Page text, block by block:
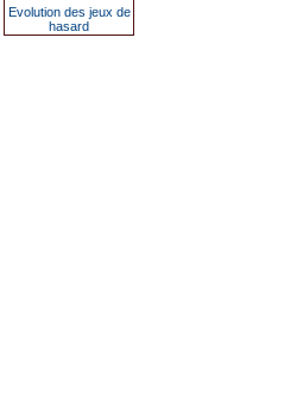
Evolution des jeux de
hasard